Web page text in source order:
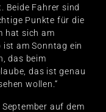
Beide Fahrer sind
Punkte für die
hat sich am
am Sonntag ein
das beim
das ist genau
wollen.“
auf dem